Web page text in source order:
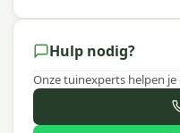
Hulp nodig?
Onze tuinexperts helpen